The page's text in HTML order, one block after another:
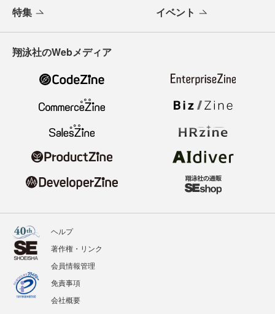
特集 イベント
翔泳社のWebメディア
ヘルプ
著作権・リンク
会員情報管理
免責事項
会社概要